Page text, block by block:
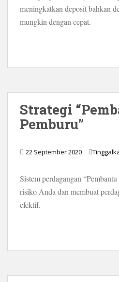
meningkatkan deposit bahkan
mungkin dengan cepat.
Strategi
Pemburu”
22 September 2020
Sistem perdagangan
risiko Anda dan membuat
efektif.